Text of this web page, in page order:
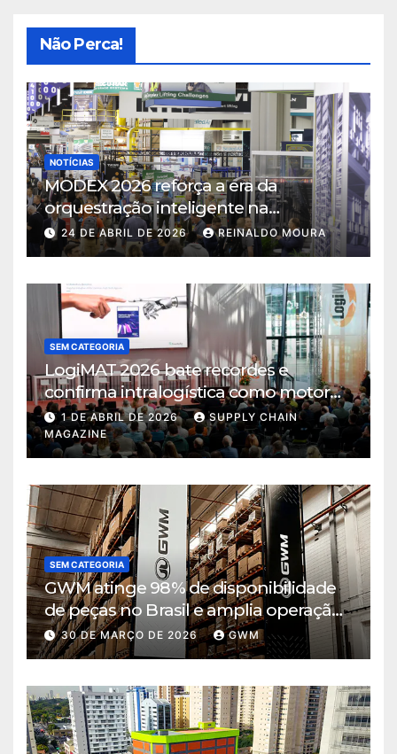
Não Perca!
NOTÍCIAS
MODEX 2026 reforça a era da
orquestração inteligente na
intralogística
24 DE ABRIL DE 2026 REINALDO MOURA
SEM CATEGORIA
LogiMAT 2026 bate recordes e
confirma intralogística como motor
de decisão em tempos de incerteza
1 DE ABRIL DE 2026
SUPPLY CHAIN
MAGAZINE
SEM CATEGORIA
GWM atinge 98% de disponibilidade
de peças no Brasil e amplia operação
logística em Cajamar
30 DE MARÇO DE 2026 GWM